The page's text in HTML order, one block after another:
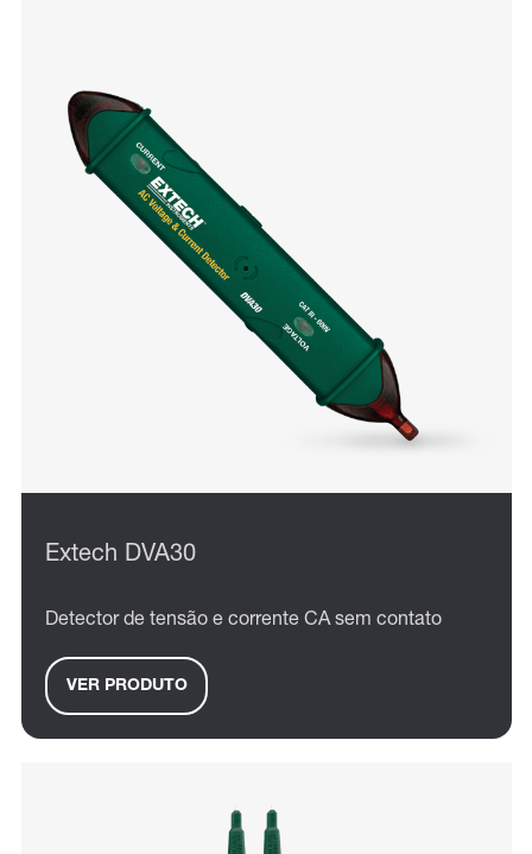
Extech DVA30
Detector de tensão e corrente CA sem contato
VER PRODUTO